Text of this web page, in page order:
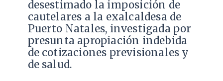
desestimado la imposición de
cautelares a la exalcaldesa de
Puerto Natales, investigada por
presunta apropiación indebida
de cotizaciones previsionales y
de salud.